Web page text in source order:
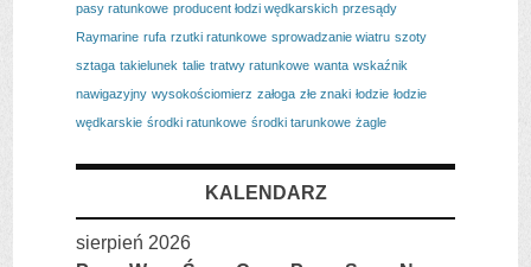
pasy ratunkowe producent łodzi wędkarskich przesądy
Raymarine rufa rzutki ratunkowe sprowadzanie wiatru szoty
sztaga takielunek talie tratwy ratunkowe wanta wskaźnik
nawigazyjny wysokościomierz załoga złe znaki łodzie łodzie
wędkarskie środki ratunkowe środki tarunkowe żagle
KALENDARZ
sierpień 2026